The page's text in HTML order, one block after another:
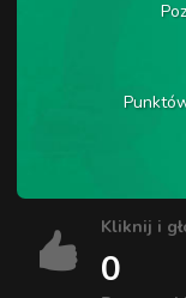
Kliknij i
0